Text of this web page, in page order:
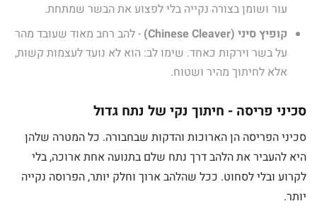
עור ושומן בצורה נקייה בלי לפצוע את הבשר שמתחת.
קופיץ סיני (Chinese Cleaver)
- להב רחב מאוד שעובד מהר
על בשר וירקות כאחד. שימו לב: הוא לא נועד לעצמות קשות,
אלא לחיתוך מהיר ושטוח.
סכיני פריסה - חיתוך נקי של נתח גדול
סכיני הפריסה הן הארוכות והדקות שבחבורה. כל המטרה שלהן
היא להעביר את הלהב דרך נתח שלם בתנועה אחת ארוכה, בלי
לקרוע ובלי לסחוט. ככל שהלהב ארוך וחלק יותר, הפרוסה נקייה
יותר.